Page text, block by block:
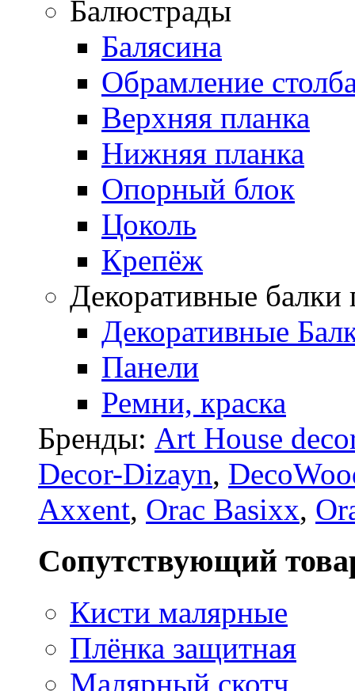
Балюстрады
Балясина
Обрамление
Верхняя планка
Нижняя планка
Опорный блок
Цоколь
Крепёж
Декоративные балки
Декоративные
Панели
Ремни, краска
Бренды: Art House
Decor-Dizayn,
Axxent, Orac Basixx,
Сопутствующий
Кисти малярные
Плёнка защитная
Малярный скотч